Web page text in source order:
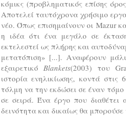
κόμικς (προβληματικός επίσης
Αποτελεί ταυτόχρονα χρήσιμο
νέο. Όπως επισημαίνουν οι Mazur
η ιδέα ότι ένα μεγάλο σε
εκτελεστεί ως πλήρης και
μετατόπιση» [...]. Αναφέρουν
εξαιρετικό Blankets(2003) του
ιστορία ενηλικίωσης, κοντά
τόλμη να την εκδώσει σε έναν τόμο
σε σειρά. Ένα έργο που διαθέτει
δεινότητα και δικαίως θα